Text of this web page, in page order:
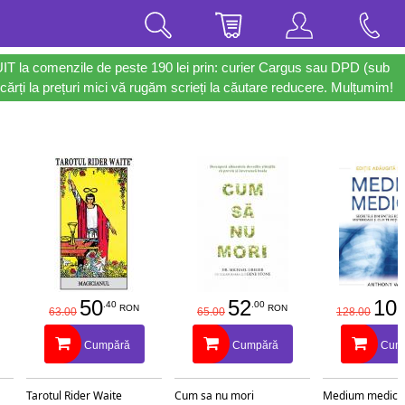
la comenzile de peste 190 lei prin: curier Cargus sau DPD (sub
la prețuri mici vă rugăm scrieți la căutare reducere. Mulțumim!
63.00 50 .40 RON
Cumpără
Tarotul Rider Waite
65.00 52 .00 RON
Cumpără
Cum sa nu mori
128.00
Medium